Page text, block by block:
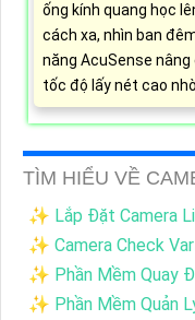
ống kính quang học
cách xa, nhìn ban
năng AcuSense
tốc độ lấy nét cao
TÌM HIỂU VỀ
✨ Lắp Đặt Camera
✨ Camera Check
✨ Phần Mềm Quay
✨ Phần Mềm Quản